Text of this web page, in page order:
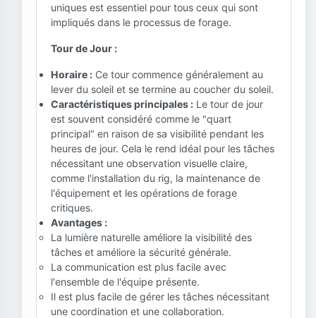
uniques est essentiel pour tous ceux qui sont
impliqués dans le processus de forage.
Tour de Jour :
Horaire : Ce tour commence généralement au
lever du soleil et se termine au coucher du soleil.
Caractéristiques principales : Le tour de jour
est souvent considéré comme le "quart
principal" en raison de sa visibilité pendant les
heures de jour. Cela le rend idéal pour les tâches
nécessitant une observation visuelle claire,
comme l'installation du rig, la maintenance de
l'équipement et les opérations de forage
critiques.
Avantages :
La lumière naturelle améliore la visibilité des
tâches et améliore la sécurité générale.
La communication est plus facile avec
l'ensemble de l'équipe présente.
Il est plus facile de gérer les tâches nécessitant
une coordination et une collaboration.